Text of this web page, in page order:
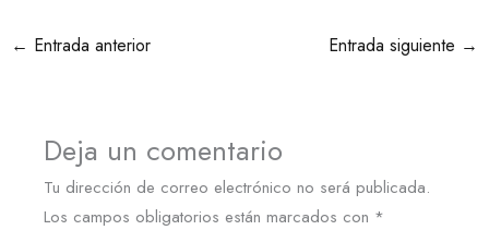
← Entrada anterior Entrada siguiente →
Deja un comentario
Tu dirección de correo electrónico no será publicada.
Los campos obligatorios están marcados con *